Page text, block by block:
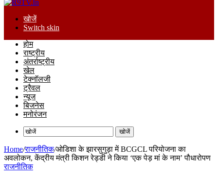
खोजें
Switch skin
होम
राष्ट्रीय
अंतर्राष्ट्रीय
खेल
टेक्नॉलजी
ट्रैवल
न्यूज
बिजनेस
मनोरंजन
खोजें
Home/राजनीतिक/ओडिशा के झारसुगुड़ा में BCGCL परियोजना का
अवलोकन, केंद्रीय मंत्री किशन रेड्डी ने किया ‘एक पेड़ मां के नाम’ पौधारोपण
राजनीतिक